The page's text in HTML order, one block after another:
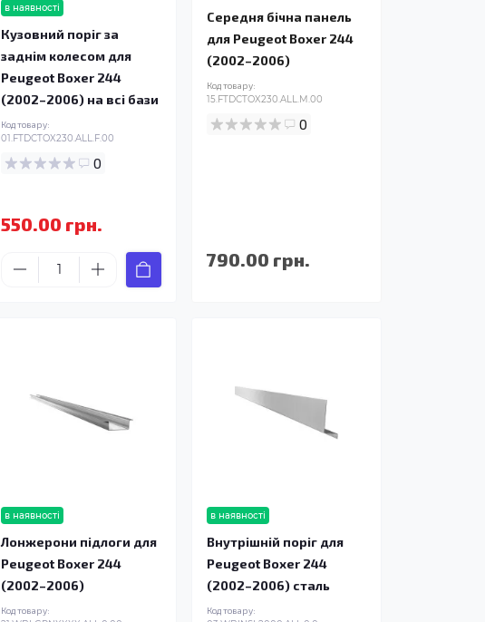
в наявності
Кузовний поріг за
заднім колесом для
Peugeot Boxer 244
(2002–2006) на всі бази
Код товару:
01.FTDCTOX230.ALL.F.00
0
550.00 грн.
Середня бічна панель
для Peugeot Boxer 244
(2002–2006)
Код товару:
15.FTDCTOX230.ALL.M.00
0
790.00 грн.
в наявності
Лонжерони підлоги для
Peugeot Boxer 244
(2002–2006)
Код товару:
в наявності
Внутрішній поріг для
Peugeot Boxer 244
(2002–2006) сталь
Код товару: